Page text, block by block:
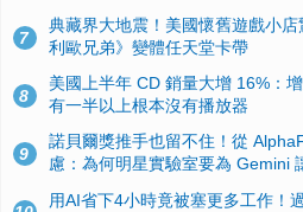
7
典藏界大地震！美國懷舊遊戲小
利歐兄弟》變體任天堂卡帶
8
美國上半年 CD 銷量大增 16%：
有一半以上根本沒有播放器
9
諾貝爾獎推手也留不住！從
慮：為何明星實驗室要為 Gemini
用AI省下4小時竟被塞更多工作！